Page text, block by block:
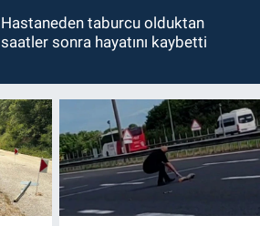
Hastaneden taburcu olduktan
saatler sonra hayatını kaybetti